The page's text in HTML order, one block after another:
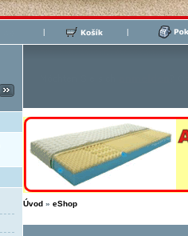
| |
Úvod» eShop